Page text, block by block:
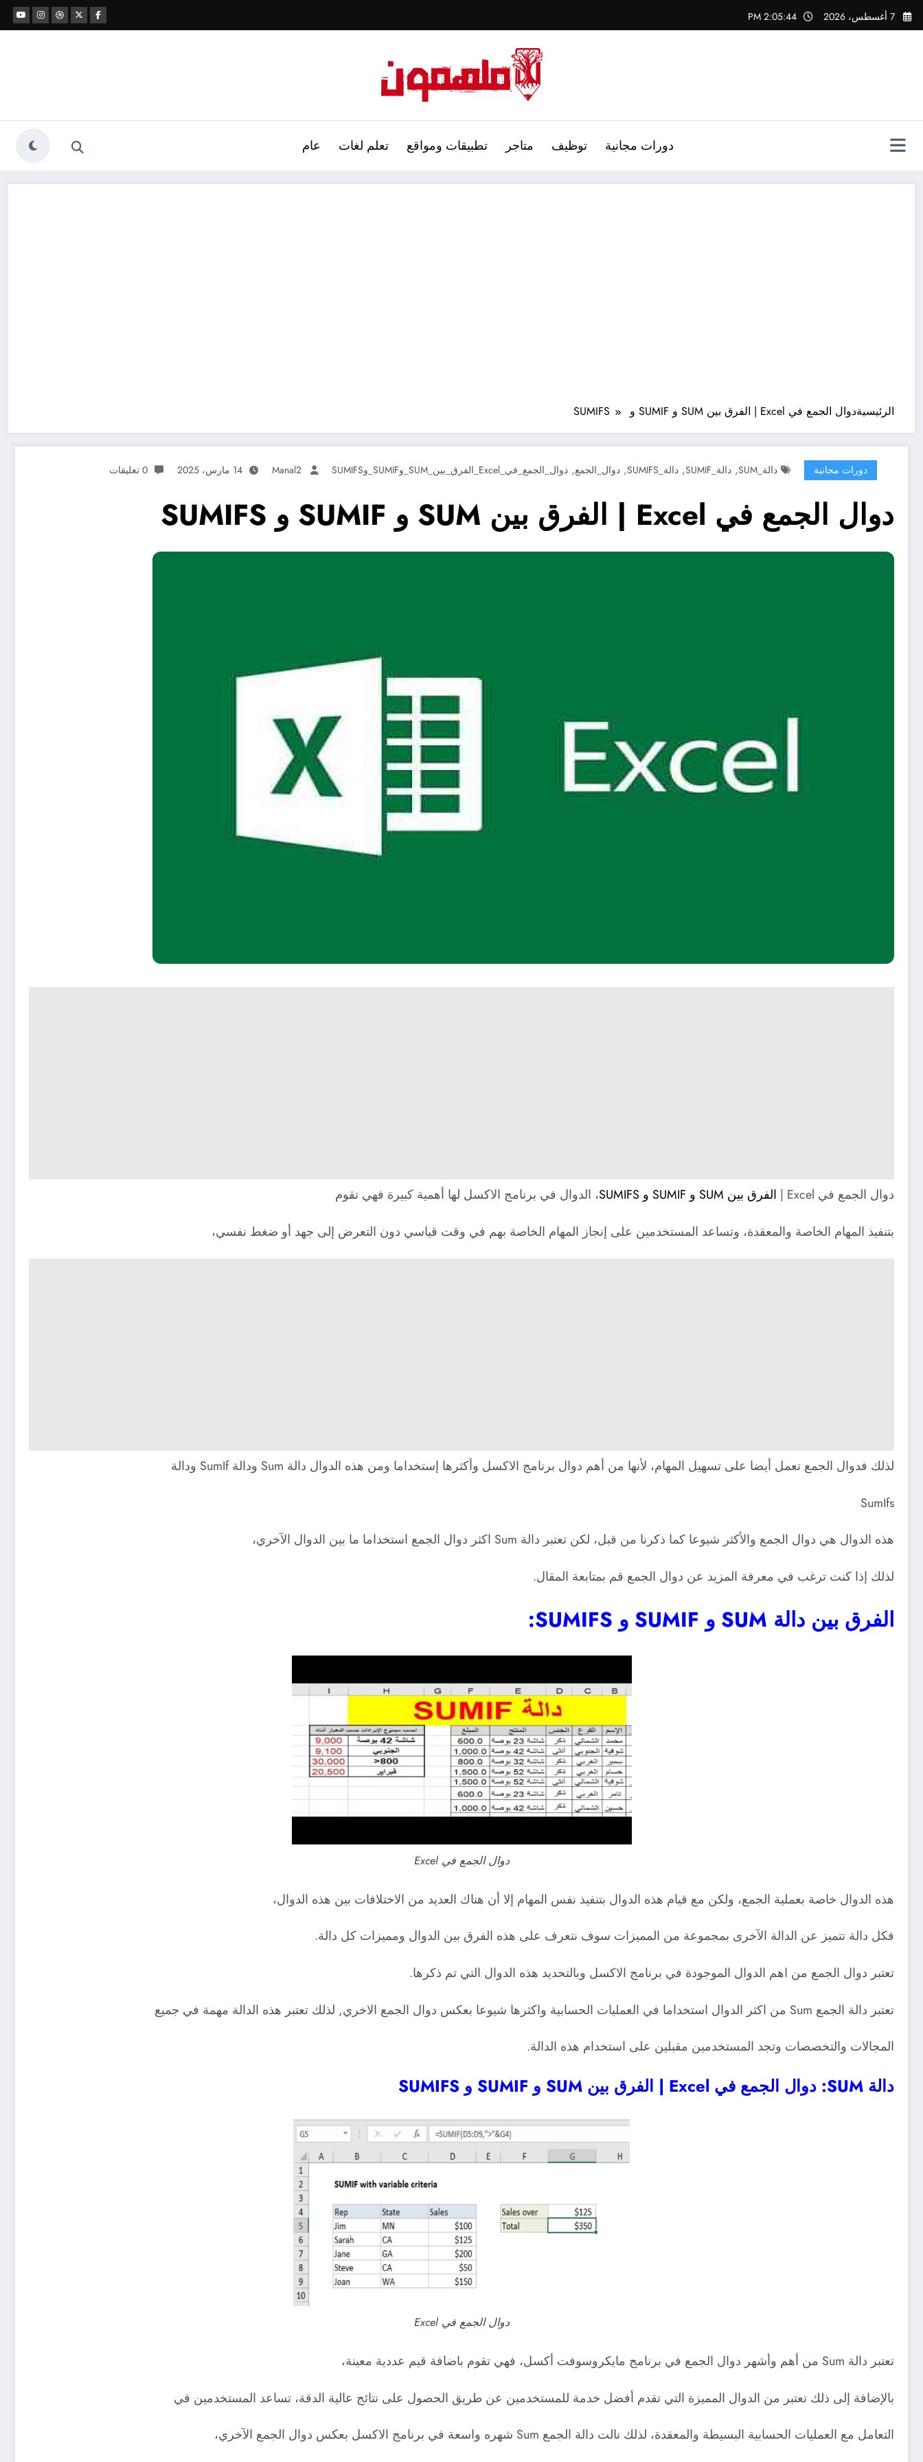
التجاوز
إلى
7 أغسطس، 2026 2:05:45 PM
دورات مجانية توظيف متاجر تطبيقات ومواقع تعلم لغات عام
الرئيسيةدوال الجمع في Excel | الفرق بين SUM و SUMIF و SUMIFS
دورات مجانية دالة_SUM , دالة_SUMIF , دالة_SUMIFS , دوال_الجمع, دوال_الجمع_في_Excel_الفرق_بين_SUM_وSUMIF_وSUMIFS Manal2 14 مارس، 2025 0 تعليقات
دوال الجمع في Excel | الفرق بين SUM و SUMIF و SUMIFS
دوال الجمع في Excel | الفرق بين SUM و SUMIF و SUMIFS ، الدوال في برنامج الاكسل لها أهمية كبيرة فهي تقوم
بتنفيذ المهام الخاصة والمعقدة، وتساعد المستخدمين على إنجاز المهام الخاصة بهم في وقت قياسي دون التعرض إلى جهد أو ضغط نفسي،
لذلك فدوال الجمع تعمل أيضا على تسهيل المهام، لأنها من أهم دوال برنامج الاكسل وأكثرها إستخداما ومن هذه الدوال دالة Sum ودالة SumIf ودالة
SumIfs
هذه الدوال هي دوال الجمع والأكثر شيوعا كما ذكرنا من قبل، لكن تعتبر دالة Sum اكثر دوال الجمع استخداما ما بين الدوال الآخري،
لذلك إذا كنت ترغب في معرفة المزيد عن دوال الجمع قم بمتابعة المقال.
الفرق بين دالة SUM و SUMIF و SUMIFS:
دوال الجمع في Excel
هذه الدوال خاصة بعملية الجمع، ولكن مع قيام هذه الدوال بتنفيذ نفس المهام إلا أن هناك العديد من الاختلافات بين هذه الدوال،
فكل دالة تتميز عن الدالة الآخرى بمجموعة من المميزات سوف نتعرف على هذه الفرق بين الدوال ومميزات كل دالة.
تعتبر دوال الجمع من اهم الدوال الموجودة في برنامج الاكسل وبالتحديد هذه الدوال التي تم ذكرها.
تعتبر دالة الجمع Sum من اكثر الدوال استخداما في العمليات الحسابية واكثرها شيوعا بعكس دوال الجمع الاخري, لذلك تعتبر هذه الدالة مهمة في جميع
المجالات والتخصصات وتجد المستخدمين مقبلين على استخدام هذه الدالة.
دالة SUM: دوال الجمع في Excel | الفرق بين SUM و SUMIF و SUMIFS
دوال الجمع في Excel
تعتبر دالة Sum من أهم وأشهر دوال الجمع في برنامج مايكروسوفت أكسل، فهي تقوم باضافة قيم عددية معينة،
بالإضافة إلى ذلك تعتبر من الدوال المميزة التي تقدم أفضل خدمة للمستخدمين عن طريق الحصول على نتائج عالية الدقة، تساعد المستخدمين في
التعامل مع العمليات الحسابية البسيطة والمعقدة، لذلك نالت دالة الجمع Sum شهره واسعة في برنامج الاكسل بعكس دوال الجمع الآخري،